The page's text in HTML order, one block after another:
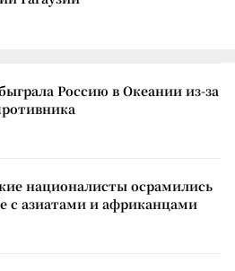
Россию в Океании из-за
националисты осрамились
с азиатами и африканцами